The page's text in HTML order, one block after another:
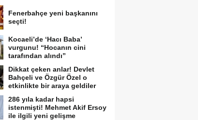
Fenerbahçe yeni başkanını
seçti!
Kocaeli’de ‘Hacı Baba’
vurgunu! “Hocanın cini
tarafından alındı”
Dikkat çeken anlar! Devlet
Bahçeli ve Özgür Özel o
etkinlikte bir araya geldiler
286 yıla kadar hapsi
istenmişti! Mehmet Akif Ersoy
ile ilgili yeni gelişme